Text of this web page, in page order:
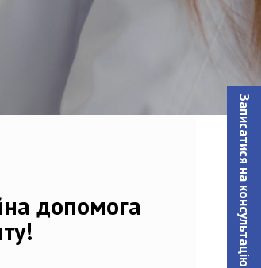
Записатися на консультацiю
допомога